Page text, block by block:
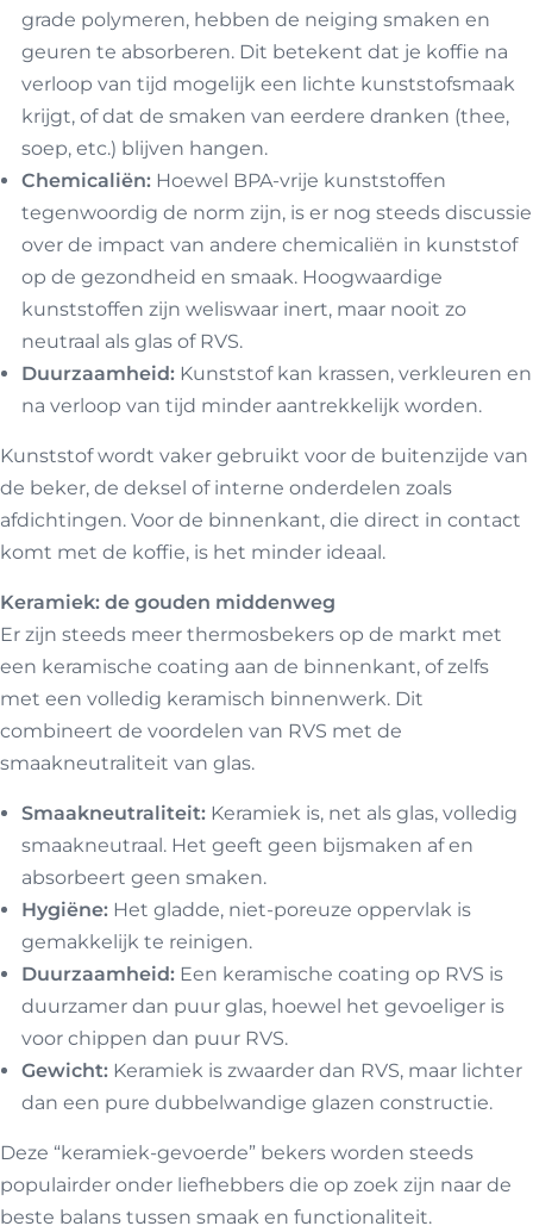
grade polymeren, hebben de neiging smaken en
geuren te absorberen. Dit betekent dat je koffie na
verloop van tijd mogelijk een lichte kunststofsmaak
krijgt, of dat de smaken van eerdere dranken (thee,
soep, etc.) blijven hangen.
Chemicaliën: Hoewel BPA-vrije kunststoffen
tegenwoordig de norm zijn, is er nog steeds discussie
over de impact van andere chemicaliën in kunststof
op de gezondheid en smaak. Hoogwaardige
kunststoffen zijn weliswaar inert, maar nooit zo
neutraal als glas of RVS.
Duurzaamheid: Kunststof kan krassen, verkleuren en
na verloop van tijd minder aantrekkelijk worden.
Kunststof wordt vaker gebruikt voor de buitenzijde van
de beker, de deksel of interne onderdelen zoals
afdichtingen. Voor de binnenkant, die direct in contact
komt met de koffie, is het minder ideaal.
Keramiek: de gouden middenweg
Er zijn steeds meer thermosbekers op de markt met
een keramische coating aan de binnenkant, of zelfs
met een volledig keramisch binnenwerk. Dit
combineert de voordelen van RVS met de
smaakneutraliteit van glas.
Smaakneutraliteit: Keramiek is, net als glas, volledig
smaakneutraal. Het geeft geen bijsmaken af en
absorbeert geen smaken.
Hygiëne: Het gladde, niet-poreuze oppervlak is
gemakkelijk te reinigen.
Duurzaamheid: Een keramische coating op RVS is
duurzamer dan puur glas, hoewel het gevoeliger is
voor chippen dan puur RVS.
Gewicht: Keramiek is zwaarder dan RVS, maar lichter
dan een pure dubbelwandige glazen constructie.
Deze “keramiek-gevoerde” bekers worden steeds
populairder onder liefhebbers die op zoek zijn naar de
beste balans tussen smaak en functionaliteit.